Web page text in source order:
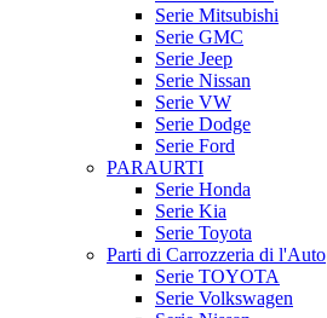
Serie Mitsubishi
Serie GMC
Serie Jeep
Serie Nissan
Serie VW
Serie Dodge
Serie Ford
PARAURTI
Serie Honda
Serie Kia
Serie Toyota
Parti di Carrozzeria di l'Auto
Serie TOYOTA
Serie Volkswagen